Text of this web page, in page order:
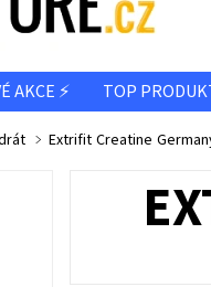
AKCE ⚡ TOP
PODLE CÍLE SLEVA
Extrifit Creatine